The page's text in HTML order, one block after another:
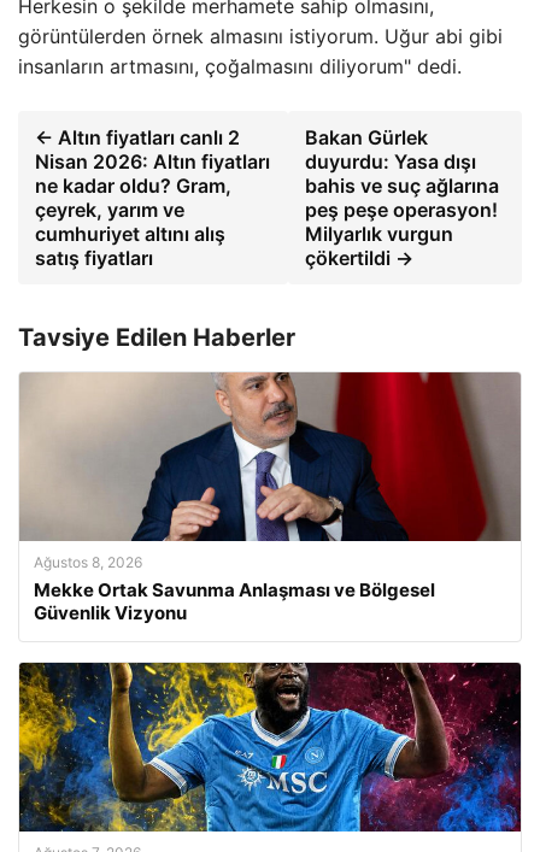
Herkesin o şekilde merhamete sahip olmasını,
görüntülerden örnek almasını istiyorum. Uğur abi gibi
insanların artmasını, çoğalmasını diliyorum" dedi.
← Altın fiyatları canlı 2
Nisan 2026: Altın fiyatları
ne kadar oldu? Gram,
çeyrek, yarım ve
cumhuriyet altını alış
satış fiyatları
Bakan Gürlek
duyurdu: Yasa dışı
bahis ve suç ağlarına
peş peşe operasyon!
Milyarlık vurgun
çökertildi →
Tavsiye Edilen Haberler
Ağustos 8, 2026
Mekke Ortak Savunma Anlaşması ve Bölgesel
Güvenlik Vizyonu